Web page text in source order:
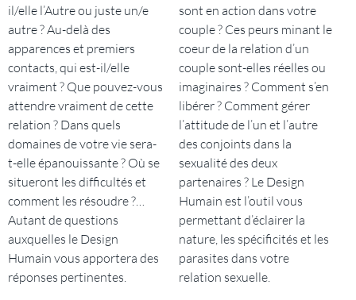
il/elle l’Autre ou juste un/e
autre ? Au-delà des
apparences et premiers
contacts, qui est-il/elle
vraiment ? Que pouvez-vous
attendre vraiment de cette
relation ? Dans quels
domaines de votre vie sera-
t-elle épanouissante ? Où se
situeront les difficultés et
comment les résoudre ?…
Autant de questions
auxquelles le Design
Humain vous apportera des
réponses pertinentes.
sont en action dans votre
couple ? Ces peurs minant le
coeur de la relation d’un
couple sont-elles réelles ou
imaginaires ? Comment s’en
libérer ? Comment gérer
l’attitude de l’un et l’autre
des conjoints dans la
sexualité des deux
partenaires ? Le Design
Humain est l’outil vous
permettant d’éclairer la
nature, les spécificités et les
parasites dans votre
relation sexuelle.